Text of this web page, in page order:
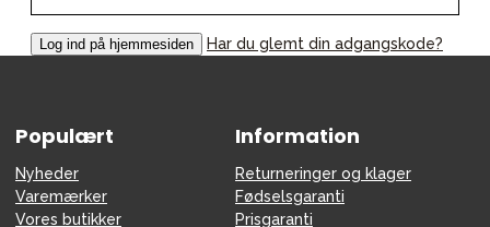
Har du glemt din adgangskode?
Populært
Nyheder
Varemærker
Vores butikker
Information
Returneringer og klager
Fødselsgaranti
Prisgaranti
Møbler & sengetøj
Tilbehør
Kampagner
Tips til gaver
Vores favoritter